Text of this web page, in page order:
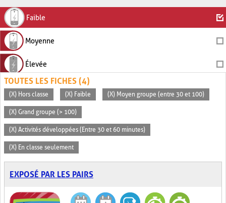
Faible
Moyenne
Élevée
TOUTES LES FICHES (4)
(X) Hors classe (X) Faible (X) Moyen groupe (entre 30 et 100)
(X) Grand groupe (> 100)
(X) Activités développées (Entre 30 et 60 minutes)
(X) En classe seulement
EXPOSÉ PAR LES PAIRS